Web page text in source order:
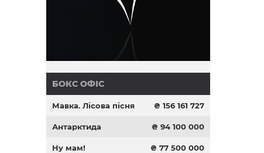
БОКС ОФІС
Мавка. Лісова пісня ₴ 156 161 727
Антарктида ₴ 94 100 000
Ну мам! ₴ 77 500 000